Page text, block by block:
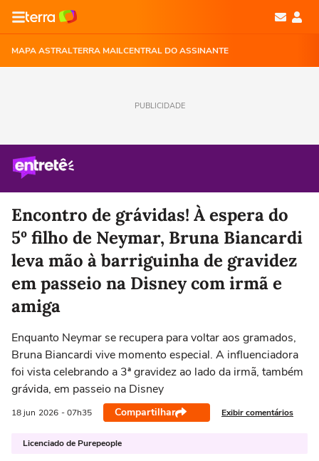
MAPA ASTRALTERRA MAILCENTRAL DO ASSINANTE
PUBLICIDADE
Encontro de grávidas! À espera do
5º filho de Neymar, Bruna Biancardi
leva mão à barriguinha de gravidez
em passeio na Disney com irmã e
amiga
Enquanto Neymar se recupera para voltar aos gramados,
Bruna Biancardi vive momento especial. A influenciadora
foi vista celebrando a 3ª gravidez ao lado da irmã, também
grávida, em passeio na Disney
18 jun 2026 - 07h35 Compartilhar Exibir comentários
Licenciado de Purepeople